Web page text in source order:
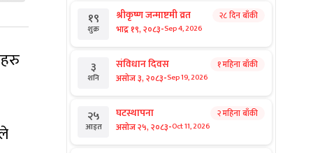
१९
शुक्र
श्रीकृष्ण जन्माष्टमी व्रत
भाद्र १९, २०८३-Sep 4, 2026
२८ दिन बाँकी
३
शनि
संविधान दिवस
असोज ३, २०८३-Sep 19, 2026
१ महिना बाँकी
२५
आइत
घटस्थापना
असोज २५, २०८३-Oct 11, 2026
२ महिना बाँकी